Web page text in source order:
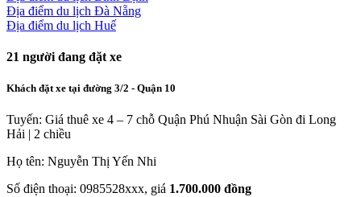
Địa điểm du lịch Đà Nẵng
Địa điểm du lịch Huế
21 người đang đặt xe
Khách đặt xe tại đường 3/2 - Quận 10
Tuyến: Giá thuê xe 4 – 7 chỗ Quận Phú Nhuận Sài Gòn đi Long
Hải | 2 chiều
Họ tên: Nguyễn Thị Yến Nhi
Số điện thoại: 0985528xxx, giá 1.700.000 đồng